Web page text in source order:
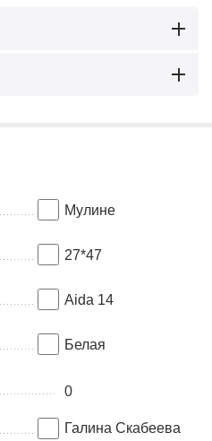
Мулинe
27*47
Aida 14
Белая
0
Галина Скабеева